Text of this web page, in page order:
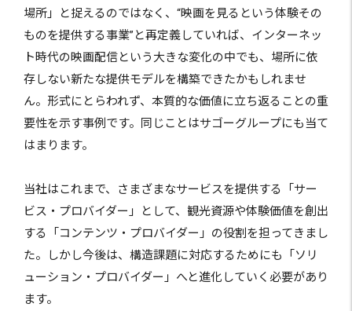
場所」と捉えるのではなく、“映画を見るという体験その
ものを提供する事業”と再定義していれば、インターネッ
ト時代の映画配信という大きな変化の中でも、場所に依
存しない新たな提供モデルを構築できたかもしれませ
ん。形式にとらわれず、本質的な価値に立ち返ることの重
要性を示す事例です。同じことはサゴーグループにも当て
はまります。
当社はこれまで、さまざまなサービスを提供する「サー
ビス・プロバイダー」として、観光資源や体験価値を創出
する「コンテンツ・プロバイダー」の役割を担ってきまし
た。しかし今後は、構造課題に対応するためにも「ソリ
ューション・プロバイダー」へと進化していく必要があり
ます。